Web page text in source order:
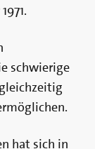
schwierige
hat sich in